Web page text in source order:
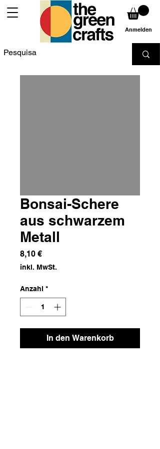
Anmelden
Bonsai-Schere
aus schwarzem
Metall
8,10 €Preis
inkl. MwSt.
Anzahl *
In den Warenkorb